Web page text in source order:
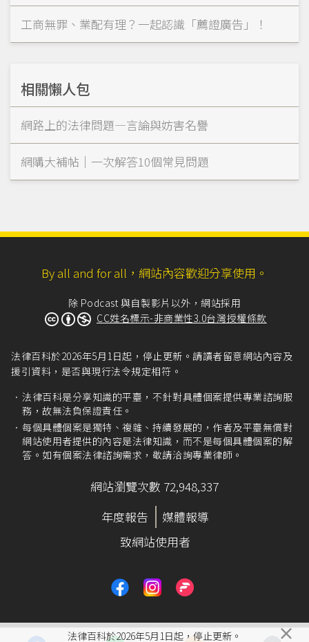
工商無罪、業配有理？一起認識「薦證廣告」！
相關懶人包
網路上的法律問題—言論與妨害名譽
網購大補帖｜一次解答10個常見問題
By all and for all，網站內容歡迎分享使用。
除 Podcast 與自製影片以外，網站採用
CC姓名標示-非商業性3.0台灣授權條款
法律百科於2026年5月1日起，停止更新。請讀者留意網站內容及
援引資料，是否與現行法令規定相符。
法律百科是分享知識的平臺，不針對具體個案提供專業諮詢服
務，故無法負保證責任。
每個具體個案是獨特、複雜、持續發展的，作者及平臺無償對
網站使用者提供的內容是法律知識，而不是每個具體個案的解
答。如有個案法律諮詢需求，敬請洽詢專業律師。
網站瀏覽次數 72,948,337
年度報告
媒體報導
致網站使用者
法律百科於2026年5月1日起，停止更新。 ×